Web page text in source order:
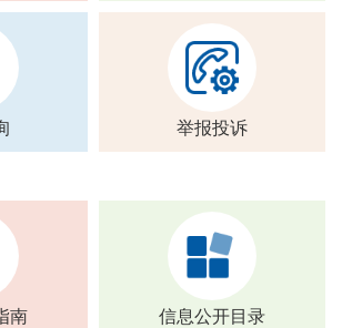
举报投诉
南 信息公开目录